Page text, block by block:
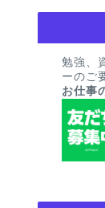
勉強、
ーのご
お仕事